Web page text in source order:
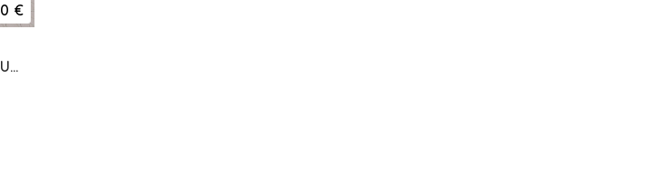
€
PIASTRE YAMAHA YZF YZ WRF NUOVE ERGAL GECO RISER